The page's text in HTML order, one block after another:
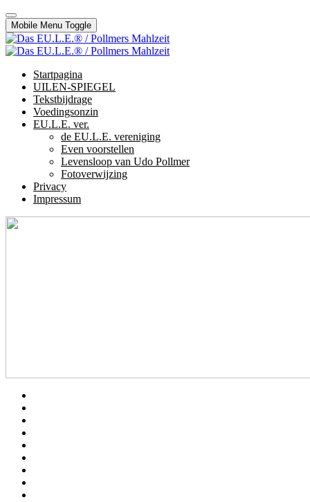
Mobile Menu Toggle
Startpagina
UILEN-SPIEGEL
Tekstbijdrage
Voedingsonzin
EU.L.E. ver.
de EU.L.E. vereniging
Even voorstellen
Levensloop van Udo Pollmer
Fotoverwijzing
Privacy
Impressum